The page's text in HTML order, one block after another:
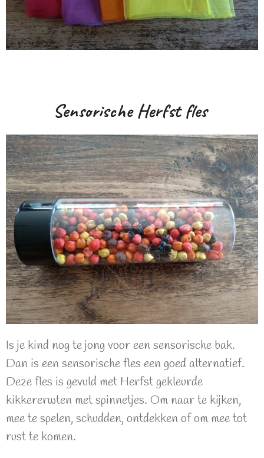
Sensorische Herfst fles
Is je kind nog te jong voor een sensorische bak.
Dan is een sensorische fles een goed alternatief.
Deze fles is gevuld met Herfst gekleurde
kikkererwten met spinnetjes. Om naar te kijken,
mee te spelen, schudden, ontdekken of om mee tot
rust te komen.